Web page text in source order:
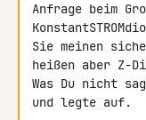
Anfrage beim
Sie meinen
heißen aber Z-
Was Du nicht
und legte auf.